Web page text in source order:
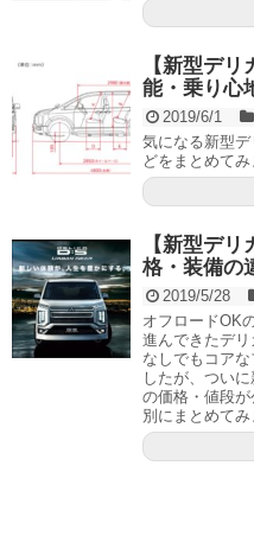
【新型デ
能・乗り心
2019/6/1
気になる新型
どをまとめてみ
【新型デ
格・装備の
2019/5/28
オフロードOK
進んできたデ
なしでもコア
したが、つい
の価格・値段
別にまとめてみ